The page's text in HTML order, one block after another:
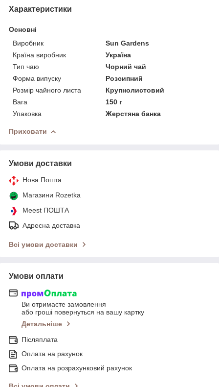
Характеристики
Основні
Виробник
Sun Gardens
Країна виробник
Україна
Тип чаю
Чорний чай
Форма випуску
Розсипний
Розмір чайного листа
Крупнолистовий
Вага
150 г
Упаковка
Жерстяна банка
Приховати
Умови доставки
Нова Пошта
Магазини Rozetka
Meest ПОШТА
Адресна доставка
Всі умови доставки
Умови оплати
Ви отримаєте замовлення
або гроші повернуться на вашу картку
Детальніше
Післяплата
Оплата на рахунок
Оплата на розрахунковий рахунок